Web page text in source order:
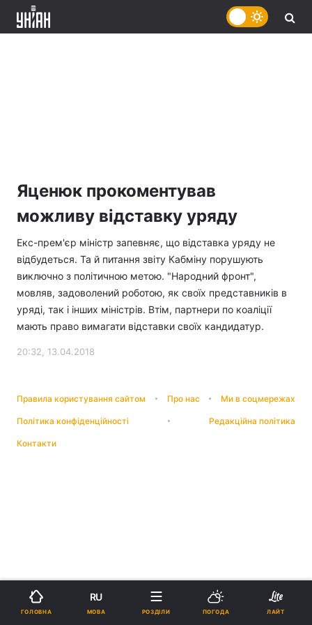
Яценюк прокоментував
можливу відставку уряду
Екс-прем'єр міністр запевняє, що відставка уряду не
відбудеться. Та й питання звіту Кабміну порушують
виключно з політичною метою. "Народний фронт",
мовляв, задоволений роботою, як своїх представників в
уряді, так і інших міністрів. Втім, партнери по коаліції
мають право вимагати відставки своїх кандидатур.
20:32, 13.04.2018
Правила користування сайтом Про нас Ми в соцмережах
Політика конфіденційності Редакційна політика
Контакти
ГОЛОВНА
RU
МОВА РОЗДІЛИ ПОГОДА ЛАЙТ